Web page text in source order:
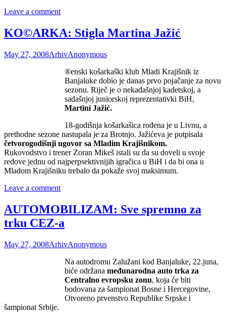
Leave a comment
KO©ARKA: Stigla Martina Jažić
May 27, 2008ArhivAnonymous
®enski košarkaški klub Mladi Krajišnik iz
Banjaluke dobio je danas prvo pojačanje za novu
sezonu. Riječ je o nekadašnjoj kadetskoj, a
sadašnjoj juniorskoj reprezentativki BiH,
Martini Jažić.
18-godišnja košarkašica rođena je u Livnu, a
prethodne sezone nastupala je za Brotnjo. Jažićeva je potpisala
četvorogodišnji ugovor sa Mladim Krajišnikom.
Rukovodstvo i trener Zoran Mikeš istali su da su doveli u svoje
redove jednu od najperpsektivnijih igračica u BiH i da bi ona u
Mladom Krajišniku trebalo da pokaže svoj maksimum.
Leave a comment
AUTOMOBILIZAM: Sve spremno za
trku CEZ-a
May 27, 2008ArhivAnonymous
Na autodromu Zalužani kod Banjaluke, 22.juna,
biće održana međunarodna auto trka za
Centralno evropsku zonu, koja će biti
bodovana za šampionat Bosne i Hercegovine,
Otvoreno prvenstvo Republike Srpske i
šampionat Srbije.